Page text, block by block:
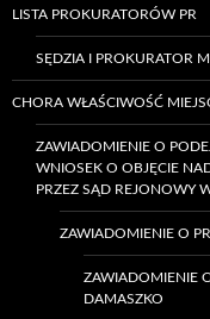
LISTA PROKURATORÓW PR
SĘDZIA I PROKURATOR
CHORA WŁAŚCIWOŚĆ
ZAWIADOMIENIE O
WNIOSEK O OBJĘCIE
PRZEZ SĄD REJONOWY
ZAWIADOMIENIE O
ZAWIADOMIENIE
DAMASZKO